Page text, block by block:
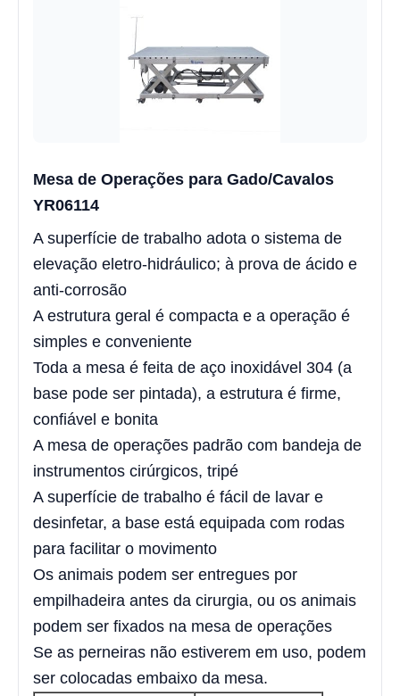
Mesa de Operações para Gado/Cavalos
YR06114
A superfície de trabalho adota o sistema de
elevação eletro-hidráulico; à prova de ácido e
anti-corrosão
A estrutura geral é compacta e a operação é
simples e conveniente
Toda a mesa é feita de aço inoxidável 304 (a
base pode ser pintada), a estrutura é firme,
confiável e bonita
A mesa de operações padrão com bandeja de
instrumentos cirúrgicos, tripé
A superfície de trabalho é fácil de lavar e
desinfetar, a base está equipada com rodas
para facilitar o movimento
Os animais podem ser entregues por
empilhadeira antes da cirurgia, ou os animais
podem ser fixados na mesa de operações
Se as perneiras não estiverem em uso, podem
ser colocadas embaixo da mesa.